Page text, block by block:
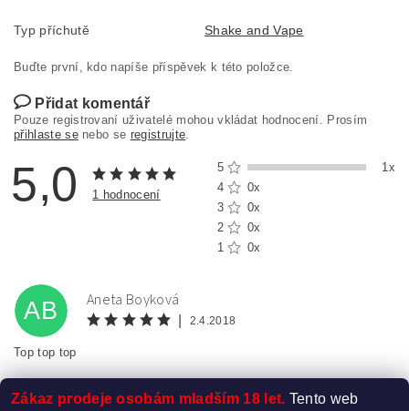
Typ příchutě Shake and Vape
Buďte první, kdo napíše příspěvek k této položce.
Přidat komentář
Pouze registrovaní uživatelé mohou vkládat hodnocení. Prosím
přihlaste senebo se registrujte
5,0 1 hodnocení
5
1x
4
0x
3
0x
2
0x
1
0x
AB Aneta Boyková
2.4.2018
Top top top
Zákaz prodeje osobám mladším 18 let. Tento web